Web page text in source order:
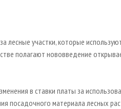
лесные участки, которые
полагают нововведение
в ставки платы за
посадочного материала лесных